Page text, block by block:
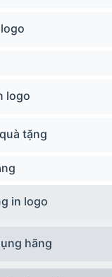
logo
tặng
in logo
hãng